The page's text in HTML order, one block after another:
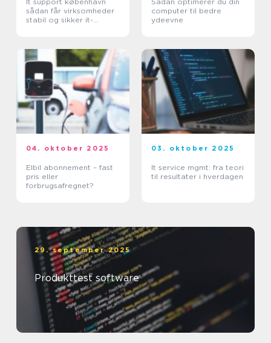
sådan får virksomheder
stabil og sikker it-
computer til bedre
ydeevne
04. oktober 2025
Elbil abonnement – fast
pris eller
forbrugsafregnet?
03. oktober 2025
It service mgmt: fra teori
til resultater i hverdagen
29. september 2025
Produkttest software